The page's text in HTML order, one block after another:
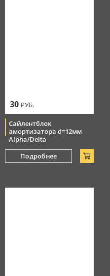
30 РУБ.
Сайлентблок
амортизатора d=12мм
Alpha/Delta
Подробнее